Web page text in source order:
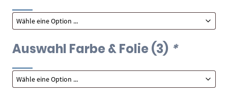
Auswahl Farbe & Folie (3) *